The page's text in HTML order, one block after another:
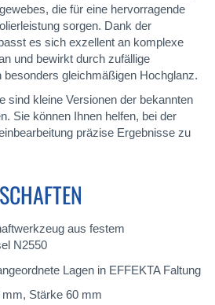
die für eine hervorragende
sorgen. Dank der
es sich exzellent an komplexe
und bewirkt durch zufällige
besonders gleichmäßigen Hochglanz.
sind kleine Versionen der bekannten
Sie können Ihnen helfen, bei der
präzise Ergebnisse zu
aus festem
N2550
Lagen in EFFEKTA Faltung
Stärke 60 mm